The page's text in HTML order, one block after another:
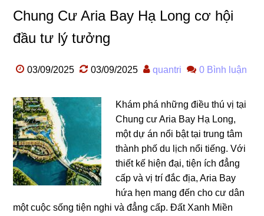
Chung Cư Aria Bay Hạ Long cơ hội
đầu tư lý tưởng
03/09/2025 03/09/2025 quantri 0 Bình luận
Khám phá những điều thú vị tại
Chung cư Aria Bay Hạ Long,
một dự án nổi bật tại trung tâm
thành phố du lịch nổi tiếng. Với
thiết kế hiện đại, tiện ích đẳng
cấp và vị trí đắc địa, Aria Bay
hứa hẹn mang đến cho cư dân
một cuộc sống tiện nghi và đẳng cấp. Đất Xanh Miền